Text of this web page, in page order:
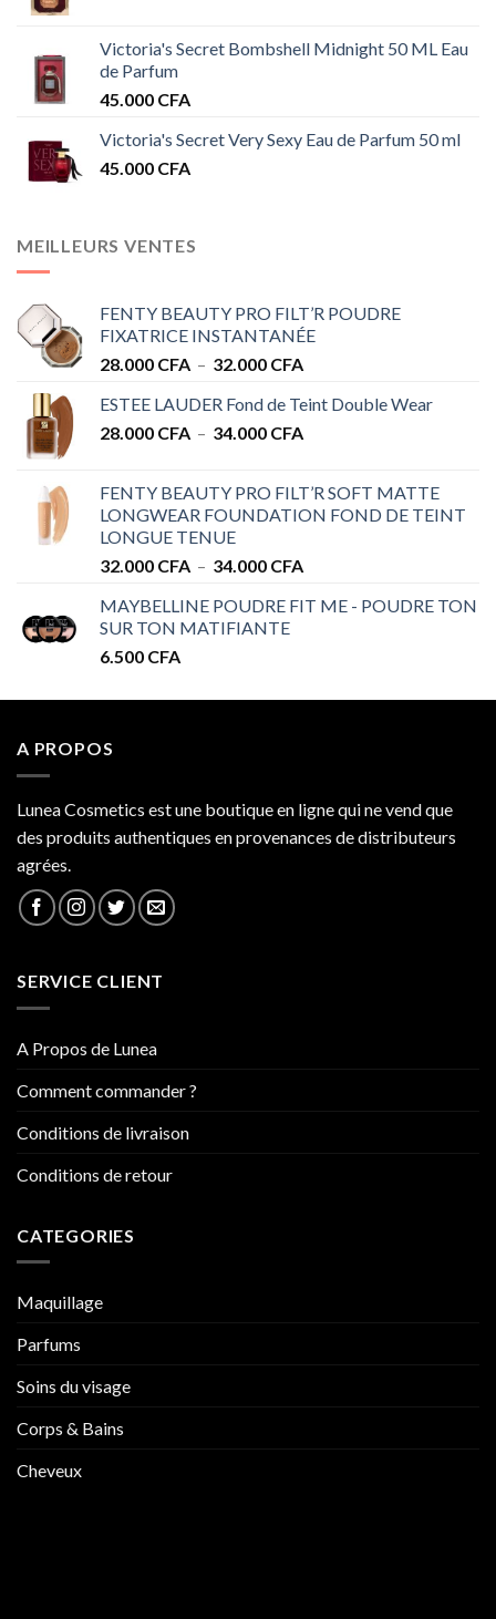
Victoria's Secret Bombshell Midnight 50 ML Eau
de Parfum
45.000 CFA
Victoria's Secret Very Sexy Eau de Parfum 50 ml
45.000 CFA
MEILLEURS VENTES
FENTY BEAUTY PRO FILT’R POUDRE
FIXATRICE INSTANTANÉE
28.000 CFA – 32.000 CFAPlage
prix :
28.000 CFA
ESTEE LAUDER Fond de Teint Double Wear
28.000 CFA – 34.000 CFAPlage
28.000 CFA
à
FENTY BEAUTY PRO FILT’R SOFT MATTE
LONGWEAR FOUNDATION FOND DE TEINT
LONGUE TENUE
32.000 CFA – 34.000 CFAPlage
prix :
MAYBELLINE POUDRE FIT ME - POUDRE TON
SUR TON MATIFIANTE
6.500 CFA
A PROPOS
Lunea Cosmetics est une boutique en ligne qui ne vend que
des produits authentiques en provenances de distributeurs
agrées.
SERVICE CLIENT
A Propos de Lunea
Comment commander ?
Conditions de livraison
Conditions de retour
CATEGORIES
Maquillage
Parfums
Soins du visage
Corps & Bains
Cheveux